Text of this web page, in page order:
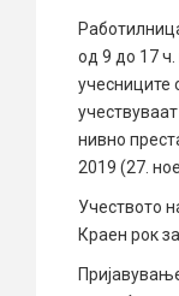
од 9 до 17
учесниците
нивно
2019 (27.
Учеството
Краен рок